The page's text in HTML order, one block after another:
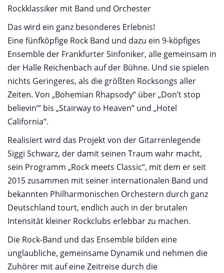
Rockklassiker mit Band und Orchester
Das wird ein ganz besonderes Erlebnis!
Eine fünfköpfige Rock Band und dazu ein 9-köpfiges
Ensemble der Frankfurter Sinfoniker, alle gemeinsam in
der Halle Reichenbach auf der Bühne. Und sie spielen
nichts Geringeres, als die größten Rocksongs aller
Zeiten. Von „Bohemian Rhapsody“ über „Don’t stop
believin’“ bis „Stairway to Heaven“ und „Hotel
California“.
Realisiert wird das Projekt von der Gitarrenlegende
Siggi Schwarz, der damit seinen Traum wahr macht,
sein Programm „Rock meets Classic“, mit dem er seit
2015 zusammen mit seiner internationalen Band und
bekannten Philharmonischen Orchestern durch ganz
Deutschland tourt, endlich auch in der brutalen
Intensität kleiner Rockclubs erlebbar zu machen.
Die Rock-Band und das Ensemble bilden eine
unglaubliche, gemeinsame Dynamik und nehmen die
Zuhörer mit auf eine Zeitreise durch die